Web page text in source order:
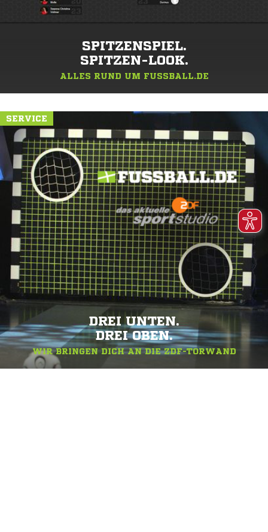
SPITZENSPIEL.
SPITZEN-LOOK.
ALLES RUND UM FUSSBALL.DE
SERVICE
DREI UNTEN.
DREI OBEN.
WIR BRINGEN DICH AN DIE ZDF-TORWAND